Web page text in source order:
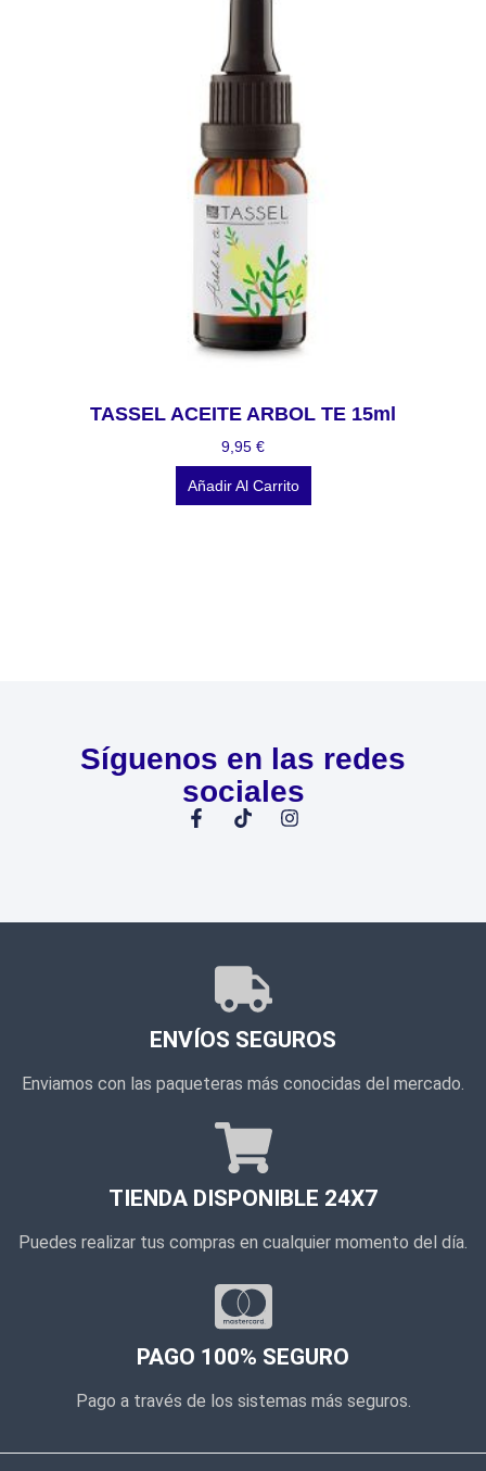
TASSEL ACEITE ARBOL TE 15ml
9,95 €
Añadir Al Carrito
Síguenos en las redes
sociales
ENVÍOS SEGUROS
Enviamos con las paqueteras más conocidas del mercado.
TIENDA DISPONIBLE 24X7
Puedes realizar tus compras en cualquier momento del día.
PAGO 100% SEGURO
Pago a través de los sistemas más seguros.